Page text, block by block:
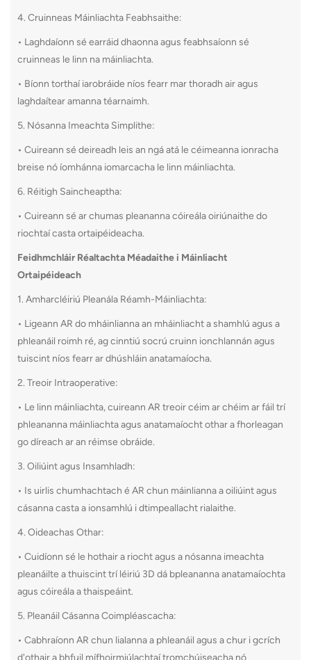
4. Cruinneas Máinliachta Feabhsaithe:
• Laghdaíonn sé earráid dhaonna agus feabhsaíonn sé
cruinneas le linn na máinliachta.
• Bíonn torthaí iarobráide níos fearr mar thoradh air agus
laghdaítear amanna téarnaimh.
5. Nósanna Imeachta Simplithe:
• Cuireann sé deireadh leis an ngá atá le céimeanna ionracha
breise nó íomhánna iomarcacha le linn máinliachta.
6. Réitigh Saincheaptha:
• Cuireann sé ar chumas pleananna cóireála oiriúnaithe do
riochtaí casta ortaipéideacha.
Feidhmchláir Réaltachta Méadaithe i Máinliacht
Ortaipéideach
1. Amharcléiriú Pleanála Réamh-Máinliachta:
• Ligeann AR do mháinlianna an mháinliacht a shamhlú agus a
phleanáil roimh ré, ag cinntiú socrú cruinn ionchlannán agus
tuiscint níos fearr ar dhúshláin anatamaíocha.
2. Treoir Intraoperative:
• Le linn máinliachta, cuireann AR treoir céim ar chéim ar fáil trí
phleananna máinliachta agus anatamaíocht othar a fhorleagan
go díreach ar an réimse obráide.
3. Oiliúint agus Insamhladh:
• Is uirlis chumhachtach é AR chun máinlianna a oiliúint agus
cásanna casta a ionsamhlú i dtimpeallacht rialaithe.
4. Oideachas Othar:
• Cuidíonn sé le hothair a riocht agus a nósanna imeachta
pleanáilte a thuiscint trí léiriú 3D dá bpleananna anatamaíochta
agus cóireála a thaispeáint.
5. Pleanáil Cásanna Coimpléascacha:
• Cabhraíonn AR chun lialanna a phleanáil agus a chur i gcrích
d'othair a bhfuil mífhoirmiúlachtaí tromchúiseacha nó